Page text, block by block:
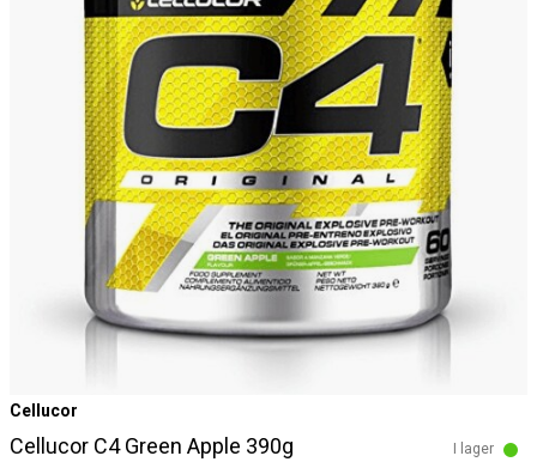
Cellucor
Cellucor C4 Green Apple 390g I lager